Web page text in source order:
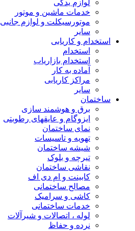
لوازم یدکی
خدمات ماشین و موتور
موتورسیکلت و لوازم جانبی
سایر
استخدام و کاریابی
استخدام
استخدام بازاریاب
آماده به کار
مراکز کاریابی
سایر
ساختمان
برق و هوشمند سازی
ایزوگام و عایقهای رطوبتی
نمای ساختمان
تهویه و تاسیسات
شیشه ساختمان
تیرچه و بلوک
نقاشی ساختمان
کابینت و ام دی اف
مصالح ساختمانی
کاشی و سرامیک
خدمات ساختمانی
لوله ، اتصالات و شیرآلات
نرده و حفاظ